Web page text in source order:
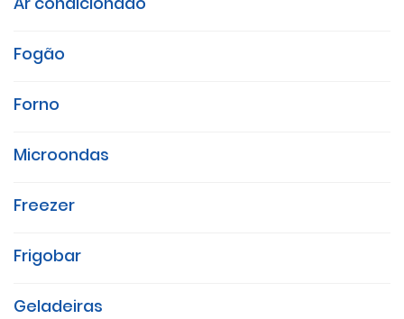
Fogão
Forno
Microondas
Freezer
Frigobar
Geladeiras